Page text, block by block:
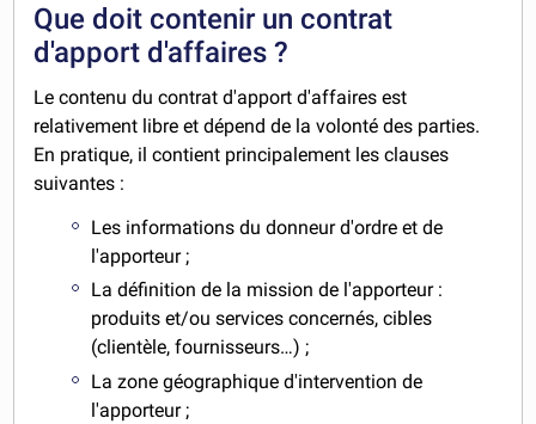
Que doit contenir un contrat
d'apport d'affaires ?
Le contenu du contrat d'apport d'affaires est
relativement libre et dépend de la volonté des parties.
En pratique, il contient principalement les clauses
suivantes :
Les informations du donneur d'ordre et de
l'apporteur ;
La définition de la mission de l'apporteur :
produits et/ou services concernés, cibles
(clientèle, fournisseurs…) ;
La zone géographique d'intervention de
l'apporteur ;